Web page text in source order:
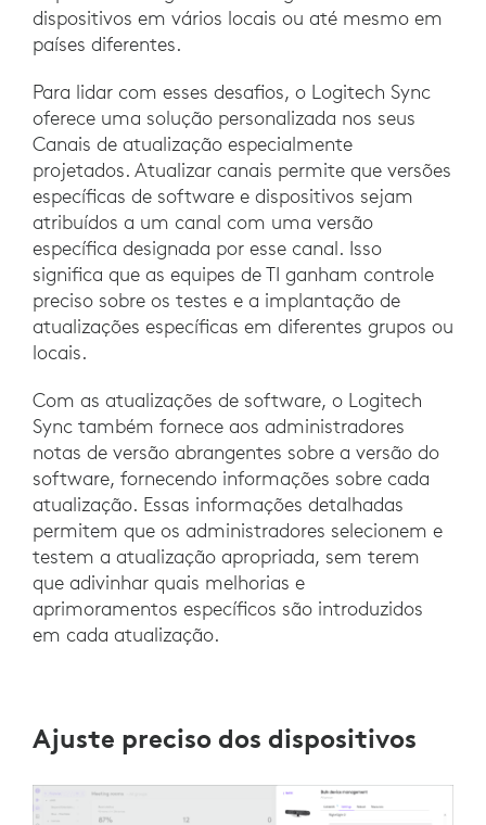
dispositivos em vários locais ou até mesmo em
países diferentes.
Para lidar com esses desafios, o Logitech Sync
oferece uma solução personalizada nos seus
Canais de atualização especialmente
projetados. Atualizar canais permite que versões
específicas de software e dispositivos sejam
atribuídos a um canal com uma versão
específica designada por esse canal. Isso
significa que as equipes de TI ganham controle
preciso sobre os testes e a implantação de
atualizações específicas em diferentes grupos ou
locais.
Com as atualizações de software, o Logitech
Sync também fornece aos administradores
notas de versão abrangentes sobre a versão do
software, fornecendo informações sobre cada
atualização. Essas informações detalhadas
permitem que os administradores selecionem e
testem a atualização apropriada, sem terem
que adivinhar quais melhorias e
aprimoramentos específicos são introduzidos
em cada atualização.
Ajuste preciso dos dispositivos